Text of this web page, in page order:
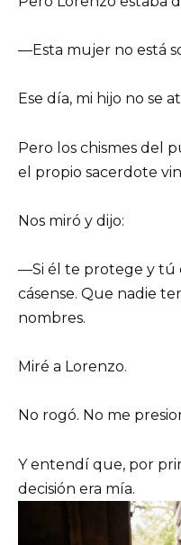
—Esta mujer no está
Ese día, mi hijo no se
Pero los chismes del
el propio sacerdote
Nos miró y dijo:
—Si él te protege y tú
cásense. Que nadie
nombres.
Miré a Lorenzo.
No rogó. No me
Y entendí que, por
decisión era mía.